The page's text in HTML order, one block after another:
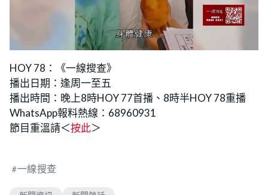
HOY 78：《一線搜查》
播出日期：逢周一至五
播出時間：晚上8時HOY 77首播、8時半HOY 78重播
WhatsApp報料熱線：68960931
節目重溫請＜按此＞
一線搜查